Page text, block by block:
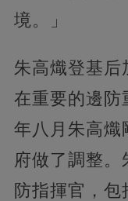
境。」
朱高熾登基后
在重要的邊防
年八月朱高熾
府做了調整。
防指揮官，